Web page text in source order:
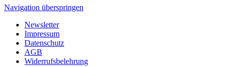
Navigation überspringen
Newsletter
Impressum
Datenschutz
AGB
Widerrufsbelehrung